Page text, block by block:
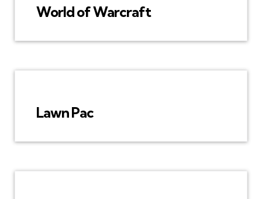
World of Warcraft
Lawn Pac